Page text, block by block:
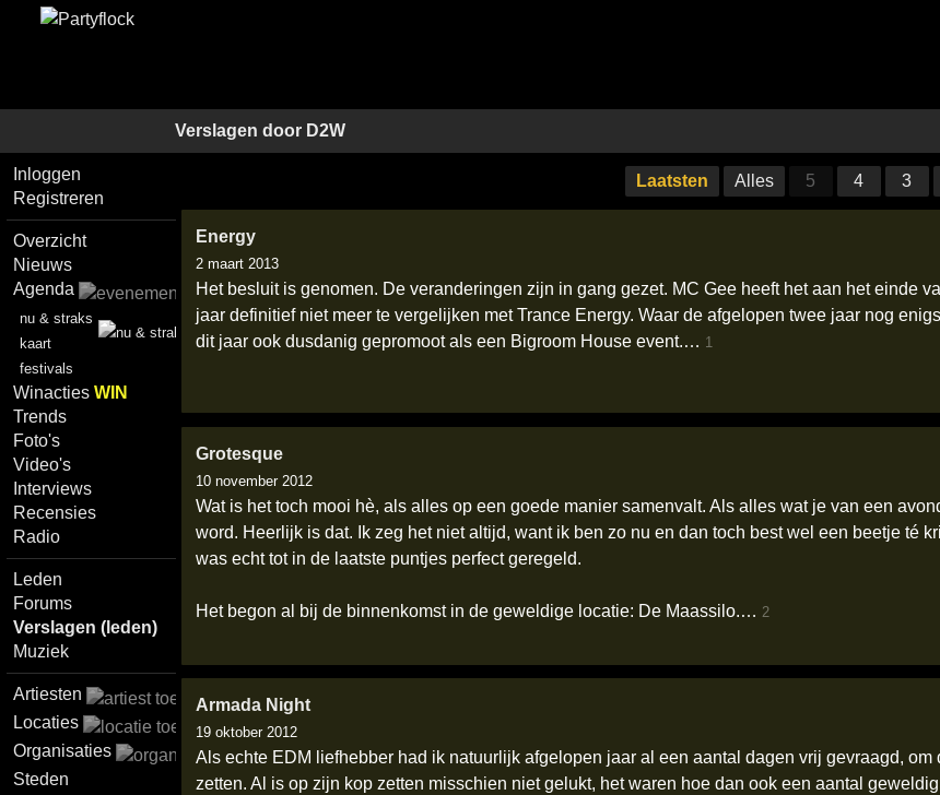
Verslagen door D2W
Inloggen
Registreren
Overzicht
Nieuws
Agenda
nu & straks
kaart
festivals
WinactiesWIN
Trends
Foto's
Video's
Interviews
Recensies
Radio
Leden
Forums
Verslagen (leden)
Muziek
Artiesten
Locaties
Organisaties
Steden
Laatsten Alles 5 4 3
Energy
2 maart 2013
Het besluit is genomen. De veranderingen zijn in gang gezet. MC Gee heeft het aan het einde
jaar definitief niet meer te vergelijken met Trance Energy. Waar de afgelopen twee jaar nog
dit jaar ook dusdanig gepromoot als een Bigroom House event.… 1
Grotesque
10 november 2012
Wat is het toch mooi hè, als alles op een goede manier samenvalt. Als alles wat je van een
word. Heerlijk is dat. Ik zeg het niet altijd, want ik ben zo nu en dan toch best wel een beetje té
was echt tot in de laatste puntjes perfect geregeld.
Het begon al bij de binnenkomst in de geweldige locatie: De Maassilo.… 2
Armada Night
19 oktober 2012
Als echte EDM liefhebber had ik natuurlijk afgelopen jaar al een aantal dagen vrij gevraagd,
zetten. Al is op zijn kop zetten misschien niet gelukt, het waren hoe dan ook een aantal